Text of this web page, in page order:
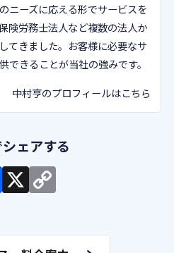
ニーズに応える形でサービスを
険労務士法人など複数の法人か
てきました。お客様に必要なサ
できることが当社の強みです。
中村亨のプロフィールはこちら